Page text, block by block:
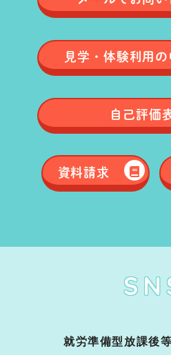
見学・体験利用
自己評価
資料請求
就労準備型放課後